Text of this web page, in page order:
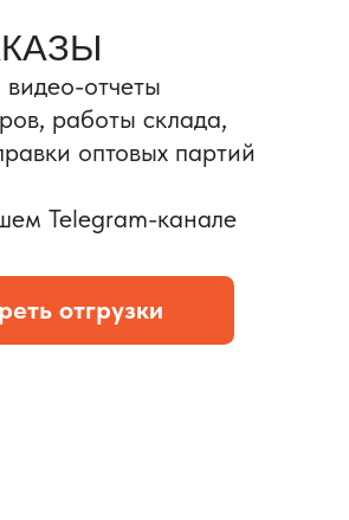
шт.
Магнитная зарядка 3в1.
15w.
Комплект: устройство +
провод Type C.